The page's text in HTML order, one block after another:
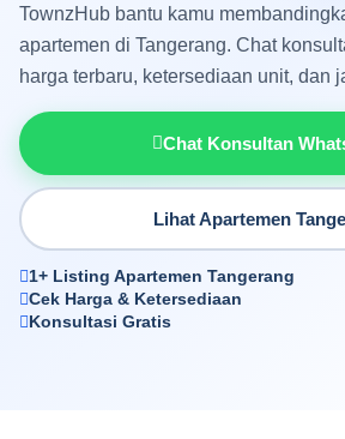
TownzHub bantu kamu
apartemen di Tangerang. Chat
harga terbaru, ketersediaan unit, dan
Chat Konsultan
Lihat Apartemen
1+ Listing Apartemen Tangerang
Cek Harga & Ketersediaan
Konsultasi Gratis